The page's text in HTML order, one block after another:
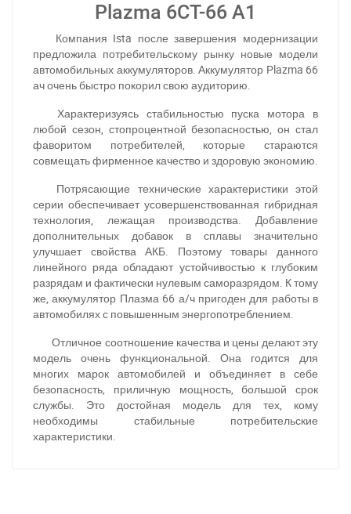
Plazma 6СТ-66 А1
Компания Ista после завершения модернизации
предложила потребительскому рынку новые модели
автомобильных аккумуляторов. Аккумулятор Plazma 66
ачочень быстро покорил свою аудиторию.
Характеризуясь стабильностью пуска мотора в
любой сезон, стопроцентной безопасностью, он стал
фаворитом потребителей, которые стараются
совмещать фирменное качество и здоровую экономию.
Потрясающие технические характеристики этой
серии обеспечивает усовершенствованная гибридная
технология, лежащая производства. Добавление
дополнительных добавок в сплавы значительно
улучшает свойства АКБ. Поэтому товары данного
линейного ряда обладают устойчивостью к глубоким
разрядам и фактически нулевым саморазрядом. К тому
же, аккумулятор Плазма 66 а/ч пригоден для работы в
автомобилях с повышенным энергопотреблением.
Отличное соотношение качества и цены делают эту
модель очень функциональной. Она годится для
многих марок автомобилей и объединяет в себе
безопасность, приличную мощность, большой срок
службы. Это достойная модель для тех, кому
необходимы стабильные потребительские
характеристики.